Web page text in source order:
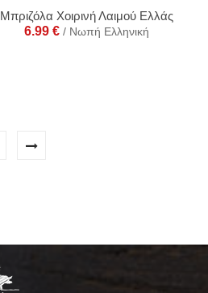
Μπριζόλα Χοιρινή Λαιμού Ελλάς
6.99€ / Νωπή Ελληνική